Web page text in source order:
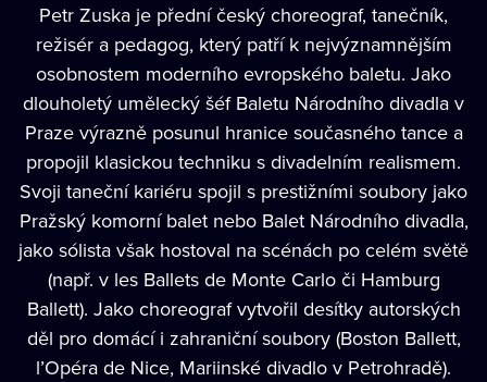
Petr Zuska je přední český choreograf, tanečník,
režisér a pedagog, který patří k nejvýznamnějším
osobnostem moderního evropského baletu. Jako
dlouholetý umělecký šéf Baletu Národního divadla v
Praze výrazně posunul hranice současného tance a
propojil klasickou techniku s divadelním realismem.
Svoji taneční kariéru spojil s prestižními soubory jako
Pražský komorní balet nebo Balet Národního divadla,
jako sólista však hostoval na scénách po celém světě
(např. v les Ballets de Monte Carlo či Hamburg
Ballett). Jako choreograf vytvořil desítky autorských
děl pro domácí i zahraniční soubory (Boston Ballett,
l’Opéra de Nice, Mariinské divadlo v Petrohradě).